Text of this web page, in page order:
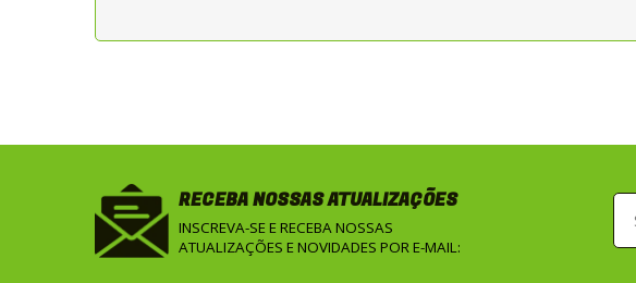
RECEBA NOSSAS ATUALIZAÇÕES
INSCREVA-SE E RECEBA NOSSAS
ATUALIZAÇÕES E NOVIDADES POR E-MAIL: